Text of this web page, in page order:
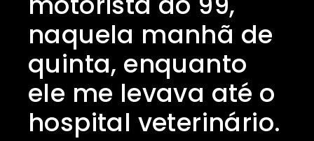
naquela manhã de
quinta, enquanto
ele me levava até o
hospital veterinário.